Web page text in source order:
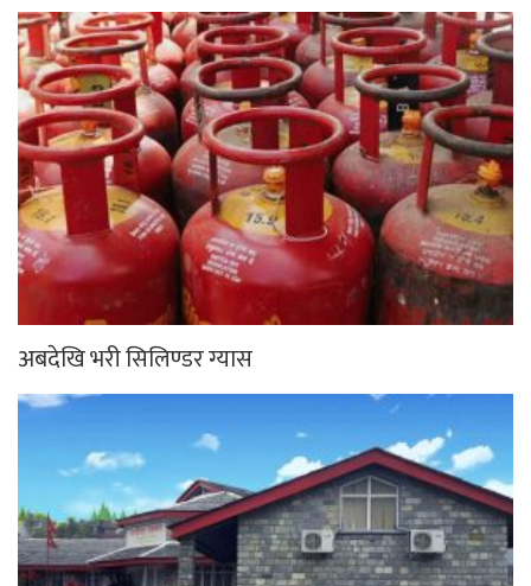
अबदेखि भरी सिलिण्डर ग्यास